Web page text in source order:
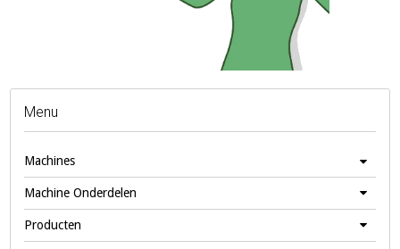
Menu
Machines
Machine Onderdelen
Producten